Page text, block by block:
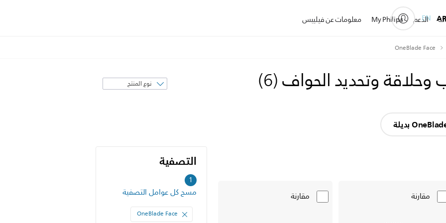
الدعم My Philips معلومات عن فيليبس EN
OneBlade Face
(
6
)
فرز
حسب
التصفية
1 التصفية
مسح كل عوامل التصفية
OneBlade Face
مقارنة مقارنة